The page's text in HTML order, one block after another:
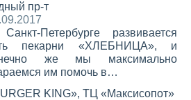
пр-т
Петербурге развивается
пекарни «ХЛЕБНИЦА», и
же мы максимально
им помочь в…
KING», ТЦ «Максисопот»